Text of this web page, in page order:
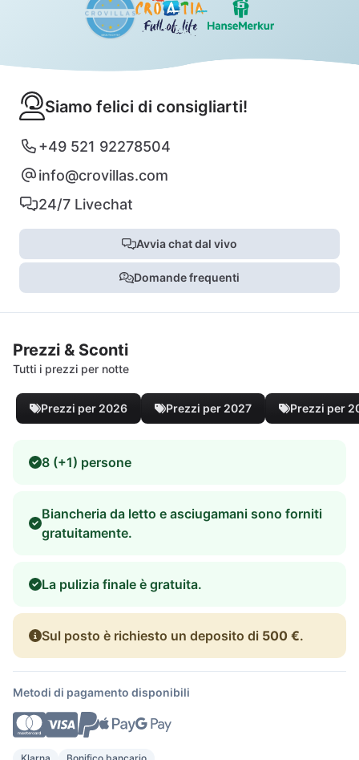
Siamo felici di consigliarti!
+49 521 92278504
info@crovillas.com
24/7 Livechat
Avvia chat dal vivo
Domande frequenti
Prezzi & Sconti
Tutti i prezzi per notte
Prezzi per 2026 Prezzi per 2027 Prezzi per
8 (+1) persone
Biancheria da letto e asciugamani sono forniti
gratuitamente.
La pulizia finale è gratuita.
Sul posto è richiesto un deposito di 500 €.
Metodi di pagamento disponibili